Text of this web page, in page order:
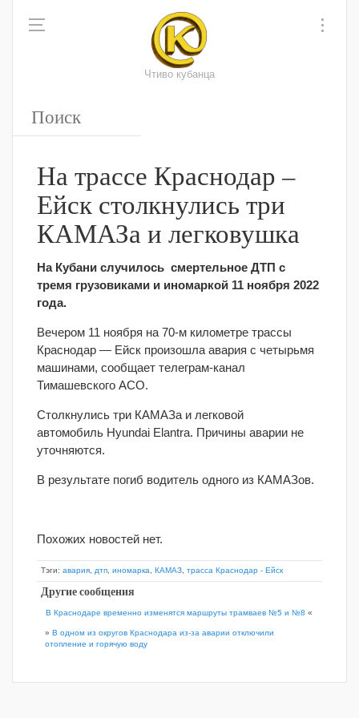
Чтиво кубанца
На трассе Краснодар –
Ейск столкнулись три
КАМАЗа и легковушка
На Кубани случилось смертельное ДТП с
тремя грузовиками и иномаркой 11 ноября 2022
года.
Вечером 11 ноября на 70-м километре трассы
Краснодар — Ейск произошла авария с четырьмя
машинами, сообщает телеграм-канал
Тимашевского АСО.
Столкнулись три КАМАЗа и легковой
автомобиль Hyundai Elantra. Причины аварии не
уточняются.
В результате погиб водитель одного из КАМАЗов.
Похожих новостей нет.
Тэги: авария дтп иномарка КАМАЗ трасса Краснодар - Ейск
Другие сообщения
В Краснодаре временно изменятся маршруты трамваев №5 и №8 «
» В одном из округов Краснодара из-за аварии отключили
отопление и горячую воду